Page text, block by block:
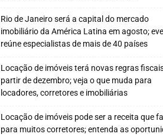
Rio de Janeiro será a capital do mercado
imobiliário da América Latina em agosto;
reúne especialistas de mais de 40 países
Locação de imóveis terá novas regras
partir de dezembro; veja o que muda para
locadores, corretores e imobiliárias
Locação de imóveis pode ser a receita que
para muitos corretores; entenda as